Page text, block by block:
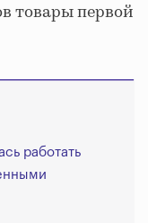
товары первой
работать